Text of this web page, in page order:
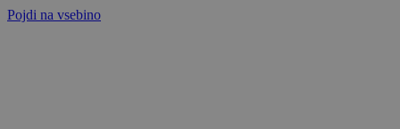
Pojdi na vsebino